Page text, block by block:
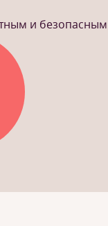
и безопасным